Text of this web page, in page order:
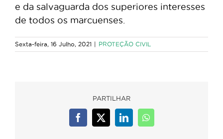
e da salvaguarda dos superiores interesses
de todos os marcuenses.
Sexta-feira, 16 Julho, 2021 | PROTEÇÃO CIVIL
PARTILHAR
Facebook
X LinkedInWhatsApp